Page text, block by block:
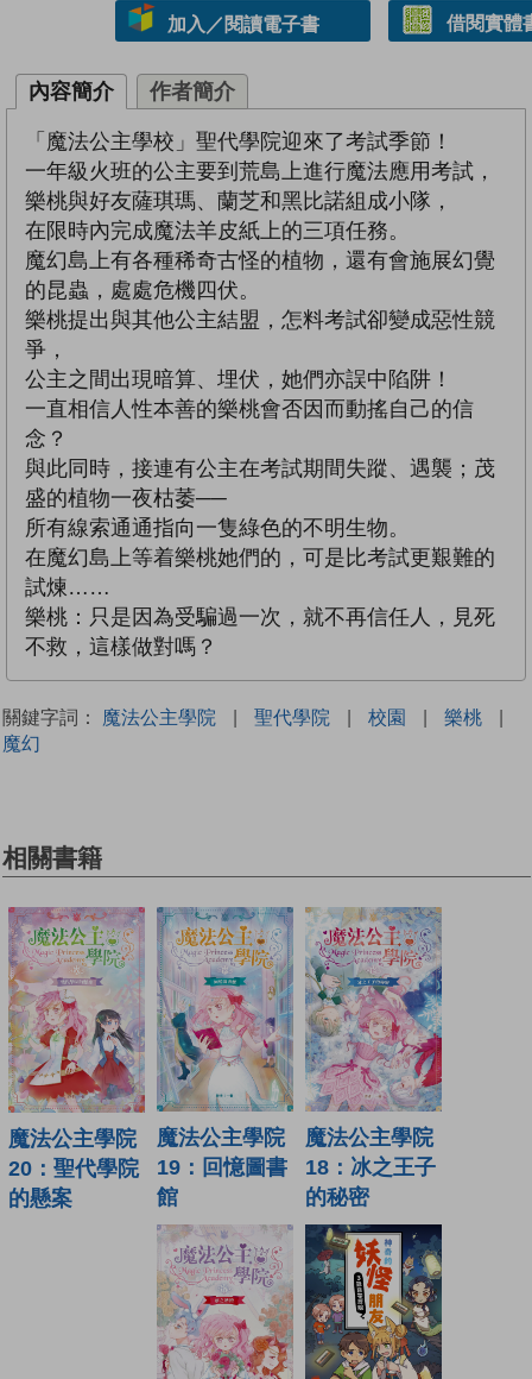
加入／閱讀電子書 借閱實體
內容簡介 作者簡介
「魔法公主學校」聖代學院迎來了考試季節！
一年級火班的公主要到荒島上進行魔法應用考試，
樂桃與好友薩琪瑪、蘭芝和黑比諾組成小隊，
在限時內完成魔法羊皮紙上的三項任務。
魔幻島上有各種稀奇古怪的植物，還有會施展幻覺
的昆蟲，處處危機四伏。
樂桃提出與其他公主結盟，怎料考試卻變成惡性競
爭，
公主之間出現暗算、埋伏，她們亦誤中陷阱！
一直相信人性本善的樂桃會否因而動搖自己的信
念？
與此同時，接連有公主在考試期間失蹤、遇襲；茂
盛的植物一夜枯萎──
所有線索通通指向一隻綠色的不明生物。
在魔幻島上等着樂桃她們的，可是比考試更艱難的
試煉……
樂桃：只是因為受騙過一次，就不再信任人，見死
不救，這樣做對嗎？
關鍵字詞： 魔法公主學院 | 聖代學院 | 校園 | 樂桃
|
魔幻
相關書籍
魔法公主學院
20：聖代學院
的懸案
魔法公主學院
19：回憶圖書
館
魔法公主學院
18：冰之王子
的秘密